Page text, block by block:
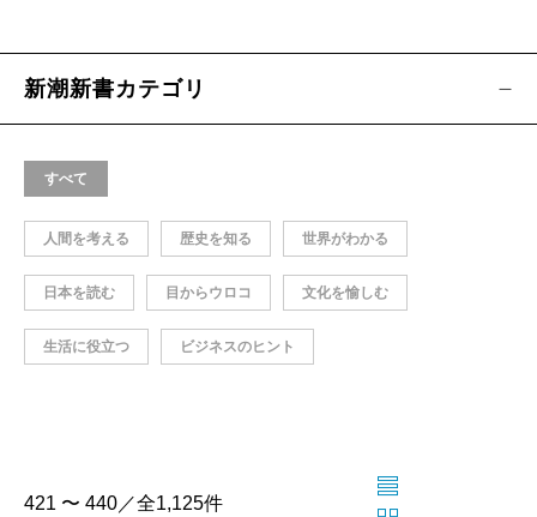
新潮新書カテゴリ
すべて
人間を考える 歴史を知る 世界がわかる
日本を読む 目からウロコ 文化を愉しむ
生活に役立つ ビジネスのヒント
421 〜 440／全1,125件